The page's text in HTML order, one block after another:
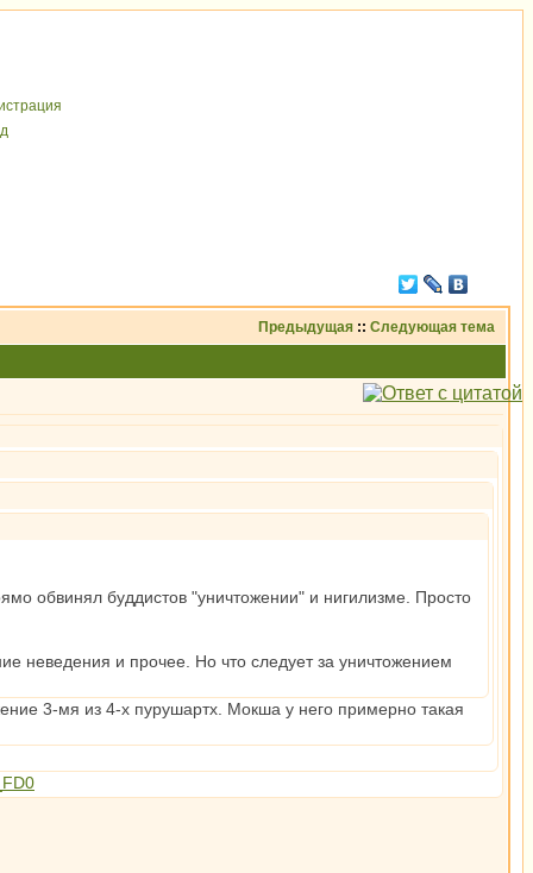
Предыдущая :: Следующая тема
обвинял буддистов "уничтожении" и нигилизме. Просто
неведения и прочее. Но что следует за уничтожением
3-мя из 4-х пурушартх. Мокша у него примерно такая